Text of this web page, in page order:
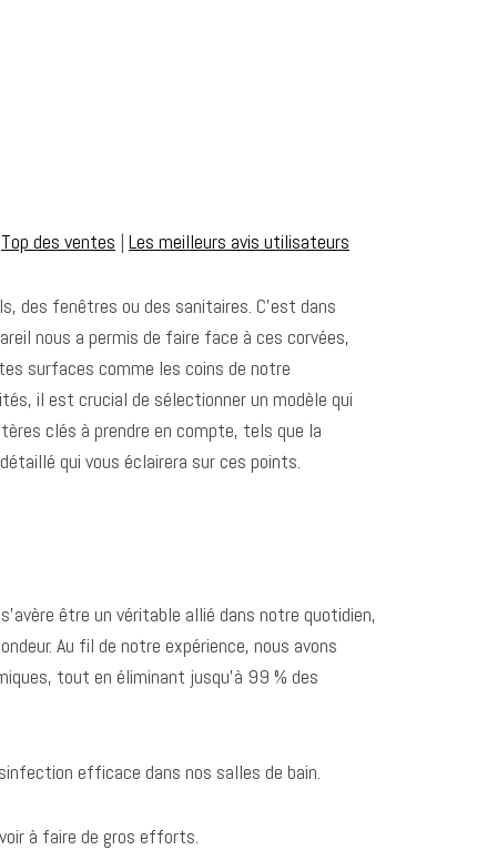
Top des ventes | Les meilleurs avis utilisateurs
des fenêtres ou des sanitaires. C’est dans
nous a permis de faire face à ces corvées,
surfaces comme les coins de notre
il est crucial de sélectionner un modèle qui
clés à prendre en compte, tels que la
qui vous éclairera sur ces points.
être un véritable allié dans notre quotidien,
Au fil de notre expérience, nous avons
tout en éliminant jusqu’à 99 % des
efficace dans nos salles de bain.
à faire de gros efforts.